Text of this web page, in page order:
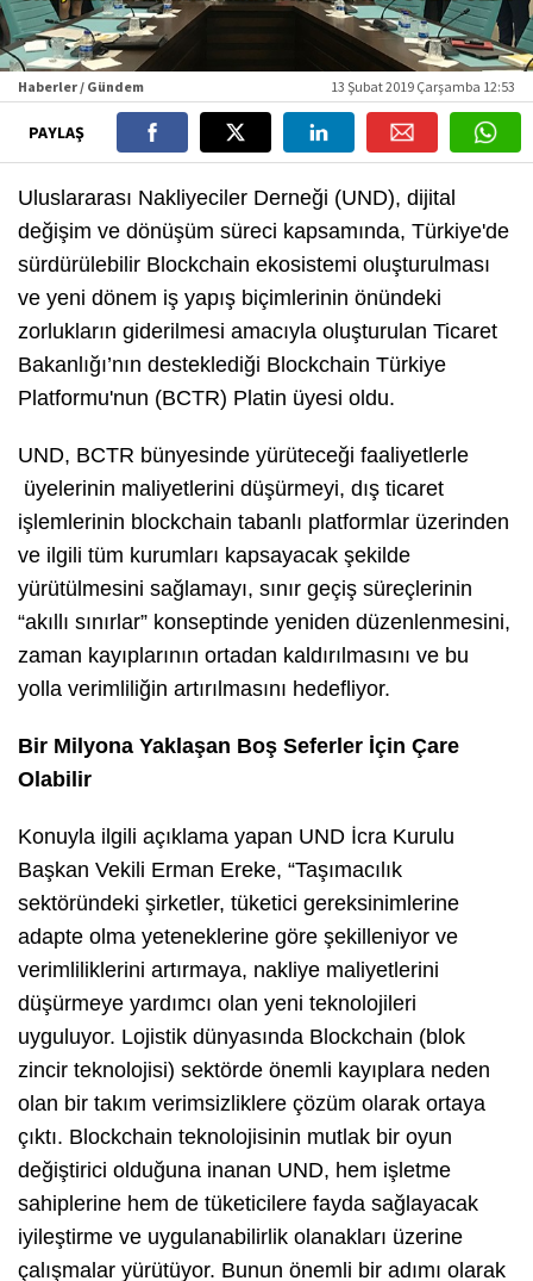
Haberler / Gündem 13 Şubat 2019 Çarşamba 12:53
PAYLAŞ
Uluslararası Nakliyeciler Derneği (UND), dijital
değişim ve dönüşüm süreci kapsamında, Türkiye'de
sürdürülebilir Blockchain ekosistemi oluşturulması
ve yeni dönem iş yapış biçimlerinin önündeki
zorlukların giderilmesi amacıyla oluşturulan Ticaret
Bakanlığı’nın desteklediği Blockchain Türkiye
Platformu'nun (BCTR) Platin üyesi oldu.
UND, BCTR bünyesinde yürüteceği faaliyetlerle
üyelerinin maliyetlerini düşürmeyi, dış ticaret
işlemlerinin blockchain tabanlı platformlar üzerinden
ve ilgili tüm kurumları kapsayacak şekilde
yürütülmesini sağlamayı, sınır geçiş süreçlerinin
“akıllı sınırlar” konseptinde yeniden düzenlenmesini,
zaman kayıplarının ortadan kaldırılmasını ve bu
yolla verimliliğin artırılmasını hedefliyor.
Bir Milyona Yaklaşan Boş Seferler İçin Çare
Olabilir
Konuyla ilgili açıklama yapan UND İcra Kurulu
Başkan Vekili Erman Ereke, “Taşımacılık
sektöründeki şirketler, tüketici gereksinimlerine
adapte olma yeteneklerine göre şekilleniyor ve
verimliliklerini artırmaya, nakliye maliyetlerini
düşürmeye yardımcı olan yeni teknolojileri
uyguluyor. Lojistik dünyasında Blockchain (blok
zincir teknolojisi) sektörde önemli kayıplara neden
olan bir takım verimsizliklere çözüm olarak ortaya
çıktı. Blockchain teknolojisinin mutlak bir oyun
değiştirici olduğuna inanan UND, hem işletme
sahiplerine hem de tüketicilere fayda sağlayacak
iyileştirme ve uygulanabilirlik olanakları üzerine
çalışmalar yürütüyor. Bunun önemli bir adımı olarak